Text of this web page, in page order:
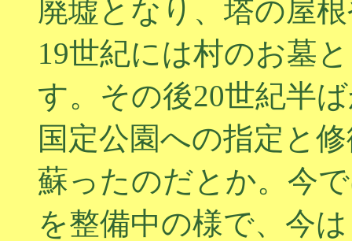
廃墟となり、塔の屋
19世紀には村のお墓
す。その後20世紀半
国定公園への指定と
蘇ったのだとか。今
を整備中の様で、今は